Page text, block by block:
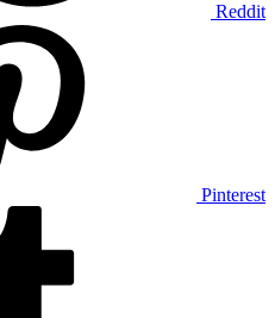
Reddit
Pinterest